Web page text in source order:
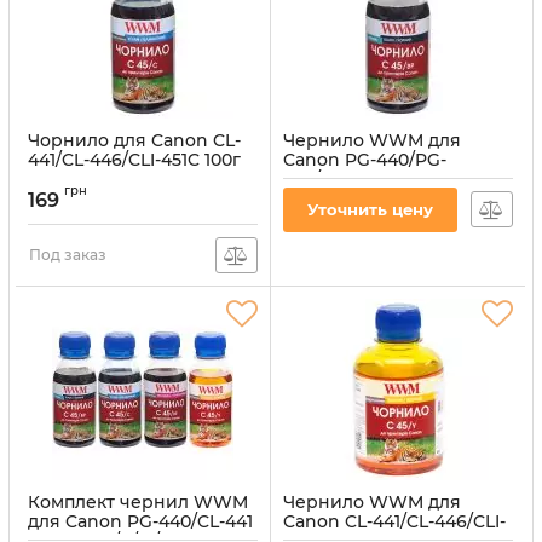
Чорнило для Canon CL-
441/CL-446/CLI-451C 100г
Артикул:
169 грн
Под заказ
Чернило WWM для
Canon PG-440/PG-
445/PGI-450Bk 100г Black
пигментное (C45/BP-2)
C45/BP-2
Уточнить цену
Комплект чернил WWM
для Canon PG-440/CL-441
Чернило WWM для
Canon CL-441/CL-446/CLI-